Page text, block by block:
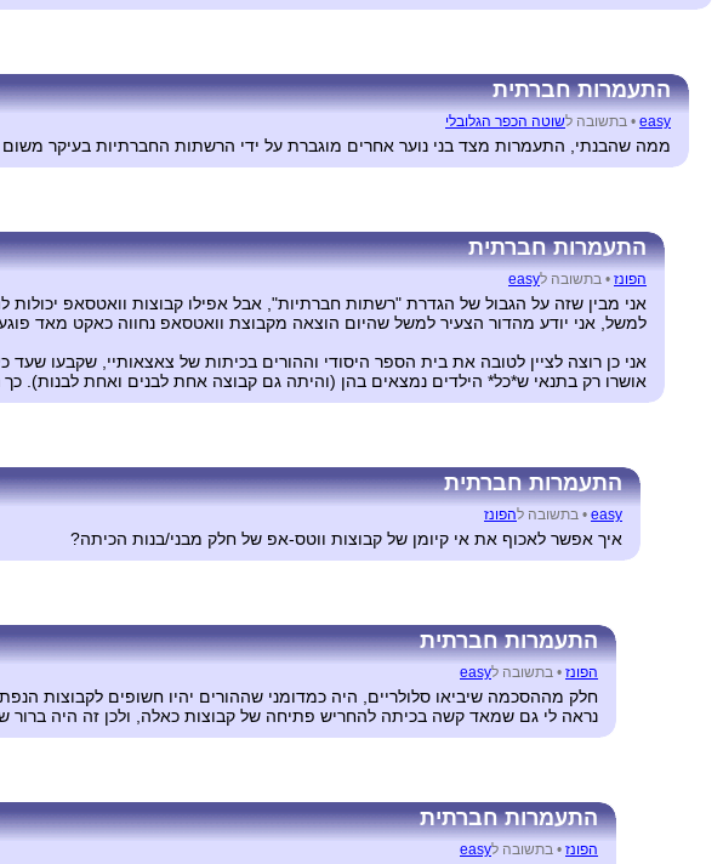
התעמרות חברתית
easy
• בתשובה לשוטה הכפר הגלובלי
ממה שהבנתי, התעמרות מצד בני נוער אחרים מוגברת על ידי הרשתות החברתיות בעיקר
התעמרות חברתית
הפונז • בתשובה לeasy
אני מבין שזה על הגבול של הגדרת "רשתות חברתיות", אבל אפילו קבוצות וואטסאפ
למשל, אני יודע מהדור הצעיר למשל שהיום הוצאה מקבוצת וואטסאפ נחווה כאקט מאד
אני כן רוצה לציין לטובה את בית הספר היסודי וההורים בכיתות של צאצאותיי, שקבעו
אושרו רק בתנאי ש*כל* הילדים נמצאים בהן (והיתה גם קבוצה אחת לבנים ואחת לבנות).
התעמרות חברתית
easy
• בתשובה להפונז
איך אפשר לאכוף את אי קיומן של קבוצות ווטס-אפ של חלק מבני/בנות הכיתה?
התעמרות חברתית
הפונז • בתשובה לeasy
חלק מההסכמה שיביאו סלולריים, היה כמדומני שההורים יהיו חשופים לקבוצות
נראה לי גם שמאד קשה בכיתה להחריש פתיחה של קבוצות כאלה, ולכן זה היה
התעמרות חברתית
הפונז • בתשובה לeasy